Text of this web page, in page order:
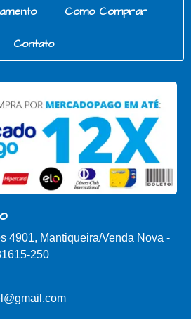
Como Comprar
Contato
4901, Mantiqueira/Venda Nova -
250